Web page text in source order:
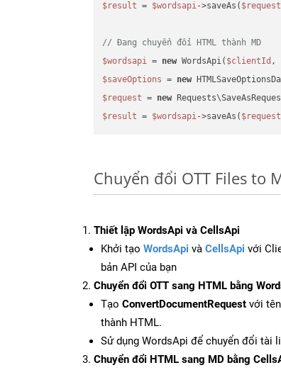
$result = $wordsapi->saveAs( $request
// Đang chuyển đổi HTML thành MD
$wordsapi = new WordsApi( $clientId ,
$saveOptions = new
$request = new
$result = $wordsapi->saveAs( $request
Chuyển đổi OTT Files to
Thiết lập WordsApi và CellsApi
Khởi tạo WordsApi và CellsApi với
bản API của bạn
Chuyển đổi OTT sang HTML bằng
Tạo ConvertDocumentRequest với
thành HTML.
Sử dụng WordsApi để chuyển đổi tài
Chuyển đổi HTML sang MD bằng